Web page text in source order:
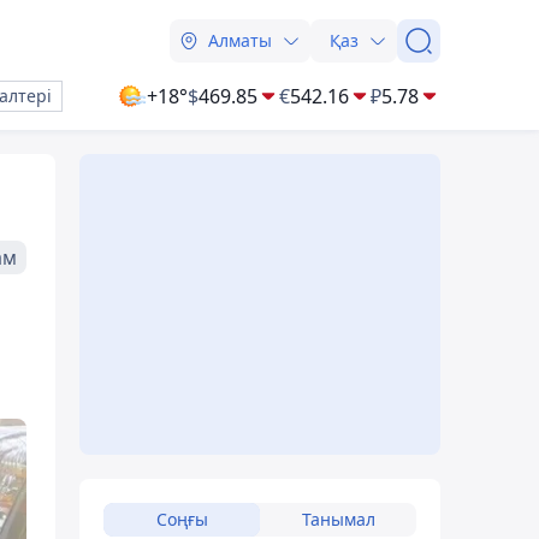
Алматы Қаз
+18°$469.85 €542.16 ₽5.78
Соңғы Танымал